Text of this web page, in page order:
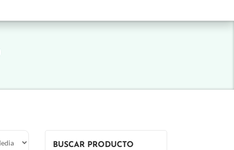
BUSCAR PRODUCTO